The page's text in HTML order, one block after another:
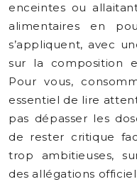
enceintes ou
alimentaires en
s’appliquent, avec
sur la composition
Pour vous,
essentiel de lire
pas dépasser les
de rester critique
trop ambitieuses,
des allégations